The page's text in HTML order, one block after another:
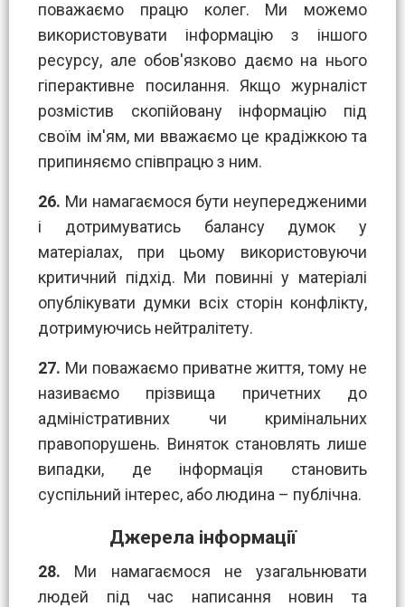
поважаємо працю колег. Ми можемо
використовувати інформацію з іншого
ресурсу, але обов'язково даємо на нього
гіперактивне посилання. Якщо журналіст
розмістив скопійовану інформацію під
своїм ім'ям, ми вважаємо це крадіжкою та
припиняємо співпрацю з ним.
26. Ми намагаємося бути неупередженими
і дотримуватись балансу думок у
матеріалах, при цьому використовуючи
критичний підхід. Ми повинні у матеріалі
опублікувати думки всіх сторін конфлікту,
дотримуючись нейтралітету.
27. Ми поважаємо приватне життя, тому не
називаємо прізвища причетних до
адміністративних чи кримінальних
правопорушень. Виняток становлять лише
випадки, де інформація становить
суспільний інтерес, або людина – публічна.
Джерела інформації
28. Ми намагаємося не узагальнювати
людей під час написання новин та